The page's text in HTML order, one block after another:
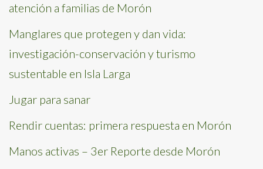
atención a familias de Morón
Manglares que protegen y dan vida:
investigación-conservación y turismo
sustentable en Isla Larga
Jugar para sanar
Rendir cuentas: primera respuesta en Morón
Manos activas – 3er Reporte desde Morón